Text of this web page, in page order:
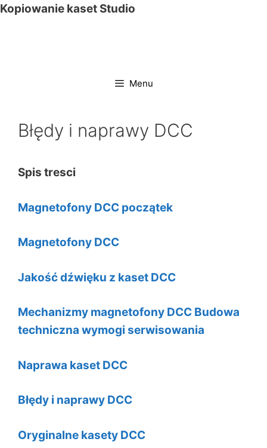
Kopiowanie kaset Studio
Menu
Błędy i naprawy DCC
Spis tresci
Magnetofony DCC początek
Magnetofony DCC
Jakość dźwięku z kaset DCC
Mechanizmy magnetofony DCC Budowa
techniczna wymogi serwisowania
Naprawa kaset DCC
Błędy i naprawy DCC
Oryginalne kasety DCC